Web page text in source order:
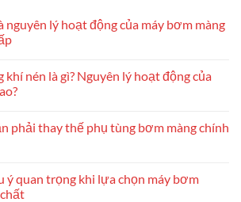
nguyên lý hoạt động của máy bơm màng
khí nén là gì? Nguyên lý hoạt động của
phải thay thế phụ tùng bơm màng chính
ý quan trọng khi lựa chọn máy bơm